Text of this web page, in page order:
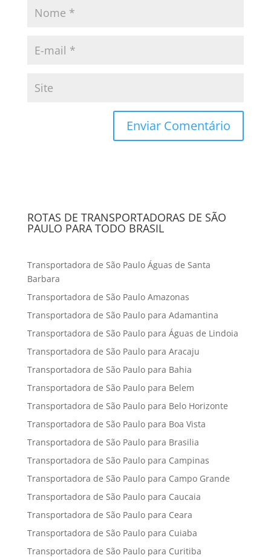
ROTAS DE TRANSPORTADORAS DE SÃO
PAULO PARA TODO BRASIL
Transportadora de São Paulo Águas de Santa
Barbara
Transportadora de São Paulo Amazonas
Transportadora de São Paulo para Adamantina
Transportadora de São Paulo para Águas de Lindoia
Transportadora de São Paulo para Aracaju
Transportadora de São Paulo para Bahia
Transportadora de São Paulo para Belem
Transportadora de São Paulo para Belo Horizonte
Transportadora de São Paulo para Boa Vista
Transportadora de São Paulo para Brasilia
Transportadora de São Paulo para Campinas
Transportadora de São Paulo para Campo Grande
Transportadora de São Paulo para Caucaia
Transportadora de São Paulo para Ceara
Transportadora de São Paulo para Cuiaba
Transportadora de São Paulo para Curitiba